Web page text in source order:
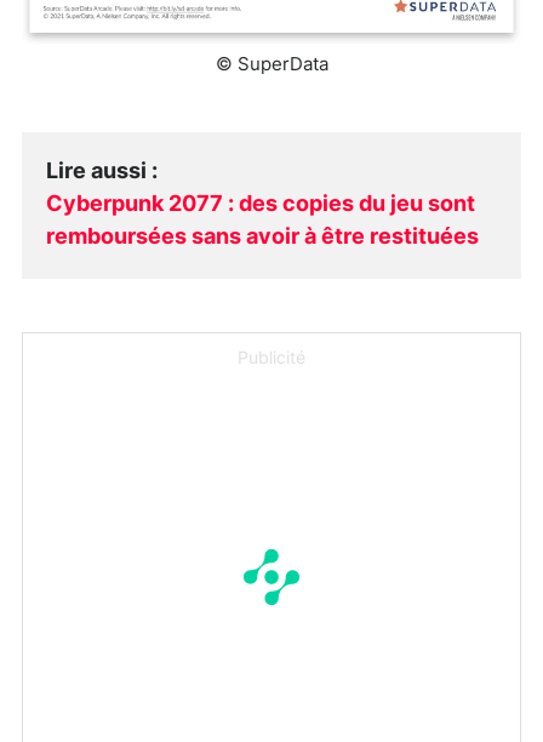
© SuperData
Lire aussi :
Cyberpunk 2077 : des copies du jeu sont
remboursées sans avoir à être restituées
Publicité